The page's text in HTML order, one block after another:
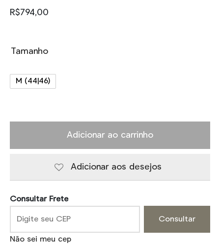
R$794,00
Tamanho
M (44|46)
Adicionar ao carrinho
Adicionar aos desejos
Consultar Frete
Consultar
Não sei meu cep